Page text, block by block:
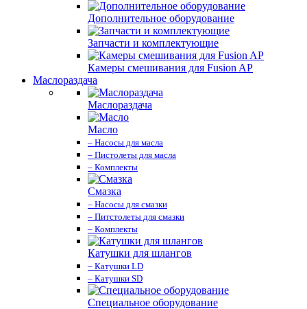
Дополнительное оборудование
Запчасти и комплектующие
Камеры смешивания для Fusion AP
Маслораздача
Маслораздача
Масло
– Насосы для масла
– Пистолеты для масла
– Комплекты
Смазка
– Насосы для смазки
– Питстолеты для смазки
– Комплекты
Катушки для шлангов
– Катушки LD
– Катушки SD
Специальное оборудование